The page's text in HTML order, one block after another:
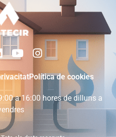
Política de cookies
a 16:00 hores de dilluns a